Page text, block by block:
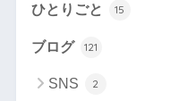
ひとりごと 15
ブログ 121
SNS 2